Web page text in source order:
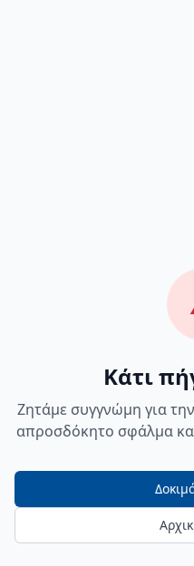
Κάτι
Ζητάμε συγγνώμη για
απροσδόκητο σφάλμα